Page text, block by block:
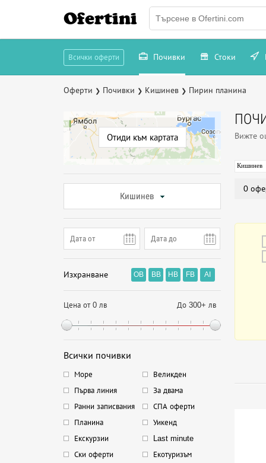
Ofertini
Всички оферти Почивки Стоки
Оферти ❯ Почивки ❯ Кишинев ❯ Пирин планина
Отиди към картата
Кишинев
Изхранване OB BB HB FB AI
Цена от 0 лв До 300+ лв
Всички почивки
Море
Великден
Първа линия
За двама
Ранни записвания
СПА оферти
Планина
Уикенд
Екскурзии
Last minute
Ски оферти
Екотуризъм
Вижте
Кишинев
0